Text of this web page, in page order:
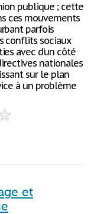
publique ; cette
ces mouvements
parfois
conflits sociaux
avec d’un côté
nationales
sur le plan
à un problème
et